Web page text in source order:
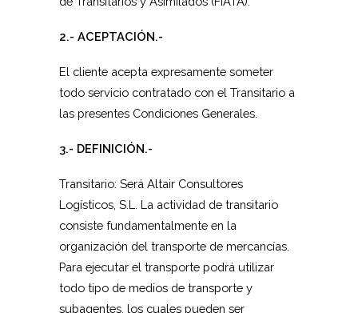
2.- ACEPTACIÓN.-
El cliente acepta expresamente someter
todo servicio contratado con el Transitario a
las presentes Condiciones Generales.
3.- DEFINICIÓN.-
Transitario: Será Altair Consultores
Logísticos, S.L. La actividad de transitario
consiste fundamentalmente en la
organización del transporte de mercancías.
Para ejecutar el transporte podrá utilizar
todo tipo de medios de transporte y
subagentes, los cuales pueden ser